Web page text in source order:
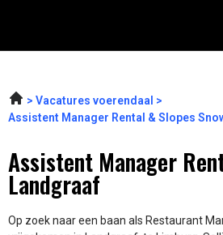
Vacatures voerendaal
Assistent Manager Rental & Slopes
Assistent Manager
Landgraaf
Op zoek naar een baan als Restaurant